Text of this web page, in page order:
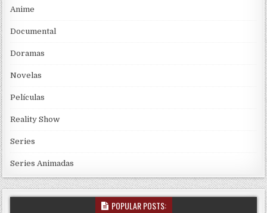
Anime
Documental
Doramas
Novelas
Películas
Reality Show
Series
Series Animadas
POPULAR POSTS: